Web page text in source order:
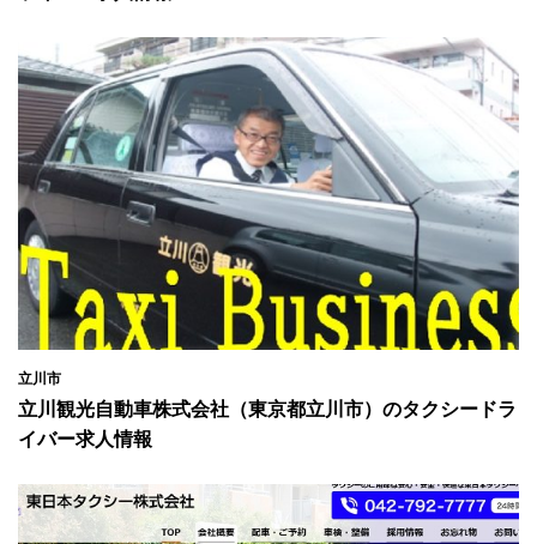
立川市
立川観光自動車株式会社（東京都立川市）のタクシードラ
イバー求人情報